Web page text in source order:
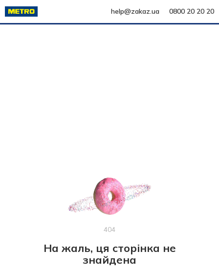
help@zakaz.ua 0800 20 20 20
404
На жаль, ця сторінка не
знайдена